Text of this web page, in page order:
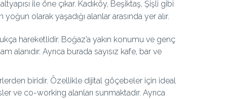
ile öne çıkar. Kadıköy, Beşiktaş, Şişli gibi
olarak yaşadığı alanlar arasında yer alır.
hareketlidir. Boğaz’a yakın konumu ve genç
alanıdır. Ayrıca burada sayısız kafe, bar ve
biridir. Özellikle dijital göçebeler için ideal
ve co-working alanları sunmaktadır. Ayrıca